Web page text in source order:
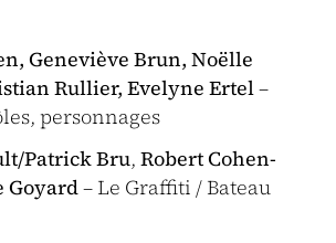
Geneviève Brun, Noëlle
Rullier, Evelyne Ertel–
personnages
Patrick Bru, Robert Cohen-
Goyard– Le Graffiti / Bateau